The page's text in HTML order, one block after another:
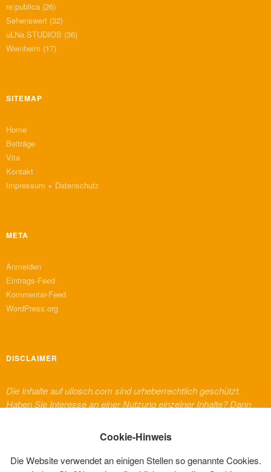
re:publica (26)
Sehenswert (32)
uLNa.STUDIOS (36)
Weinheim (17)
SITEMAP
Home
Beiträge
Vita
Kontakt
Impressum + Datenschutz
META
Anmelden
Eintrags-Feed
Kommentar-Feed
WordPress.org
DISCLAIMER
Die Inhalte auf ullosch.com sind urheberrechtlich geschützt.
Haben Sie Interesse an einer Nutzung einzelner Inhalte? Dann
dieser Website erscheinen, gelten deren urheberrechtliche
Bestimmungen und Regelungen.
Cookie-Hinweis
Die Website verwendet an einigen Stellen so genannte Cookies.